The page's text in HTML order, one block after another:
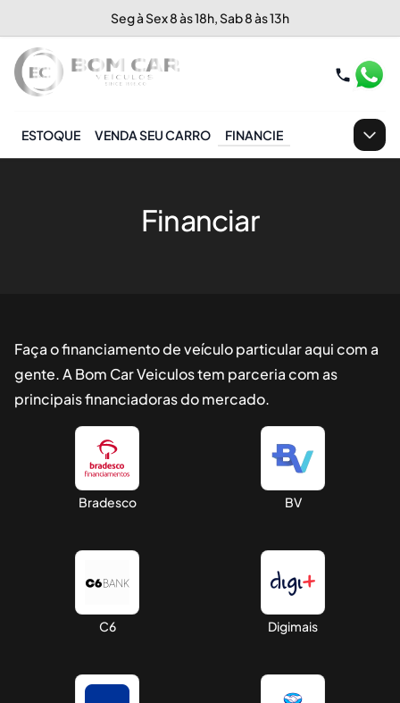
Seg à Sex 8 às 18h, Sab 8 às 13h
ESTOQUE VENDA SEU CARRO FINANCIE
Financiar
Faça o financiamento de veículo particular aqui com a
gente. A Bom Car Veiculos tem parceria com as
principais financiadoras do mercado.
Bradesco BV
C6 Digimais